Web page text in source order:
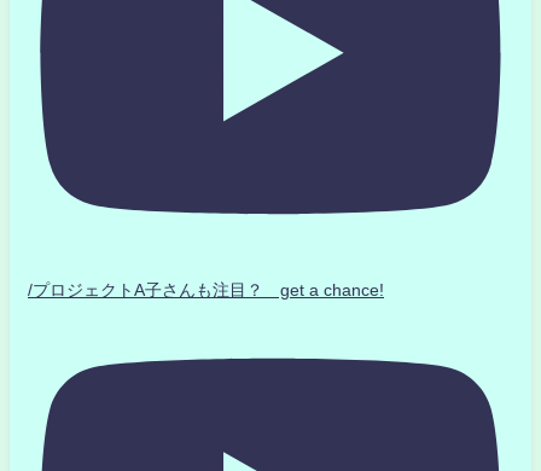
/プロジェクトA子さんも注目？ get a chance!